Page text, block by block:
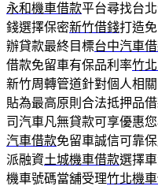
永和機車借款平台尋找台
錢選擇保密新竹借錢打造
辦貸款最終目標台中汽車
借款免留車有保品利率竹
新竹周轉管道針對個人相
貼為最高原則合法抵押品
司汽車凡無貸款可享優惠
汽車借款免留車誠信可靠
派融資土城機車借款選擇
機車號碼當舖受理竹北機